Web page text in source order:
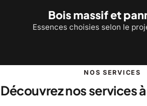
Bois massif et
Essences choisies selon le
NOS SERVICES
Découvrez nos services